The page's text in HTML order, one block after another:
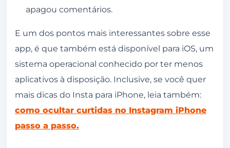
apagou comentários.
E um dos pontos mais interessantes sobre esse
app, é que também está disponível para iOS, um
sistema operacional conhecido por ter menos
aplicativos à disposição. Inclusive, se você quer
mais dicas do Insta para iPhone, leia também:
como ocultar curtidas no Instagram iPhone
passo a passo.